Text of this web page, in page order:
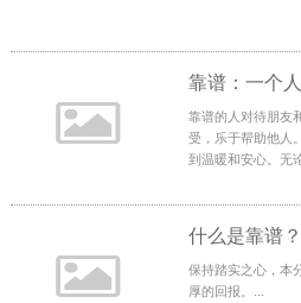
靠谱：一个
靠谱的人对待朋友
受，乐于帮助他人
到温暖和安心。无
什么是靠谱
保持踏实之心，本
厚的回报。...